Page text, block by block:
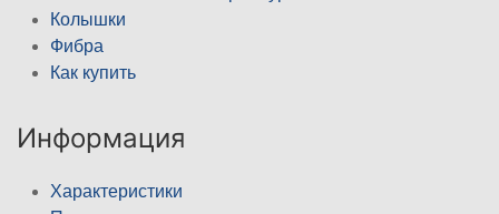
Колышки
Фибра
Как купить
Информация
Характеристики